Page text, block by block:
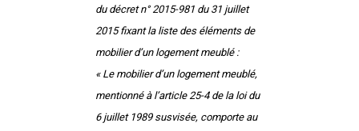
du décret n° 2015-981 du 31 juillet
2015 fixant la liste des éléments de
mobilier d’un logement meublé :
« Le mobilier d’un logement meublé,
mentionné à l’article 25-4 de la loi du
6 juillet 1989 susvisée, comporte au